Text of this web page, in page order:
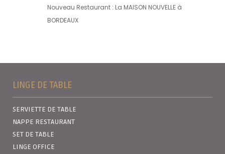
Nouveau Restaurant : La MAISON NOUVELLE à
BORDEAUX
LINGE DE TABLE
SERVIETTE DE TABLE
NAPPE RESTAURANT
SET DE TABLE
LINGE OFFICE